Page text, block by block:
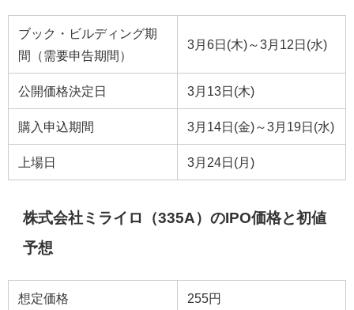
ブック・ビルディング期
間（需要申告期間）
3月6日(木)～3月12日(水)
公開価格決定日 3月13日(木)
購入申込期間 3月14日(金)～3月19日(水)
上場日 3月24日(月)
株式会社ミライロ（335A）のIPO価格と初値
予想
想定価格 255円